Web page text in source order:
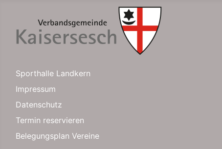
Sporthalle Landkern
Impressum
Datenschutz
Termin reservieren
Belegungsplan Vereine